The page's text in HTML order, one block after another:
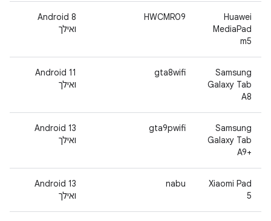
Huawei
MediaPad
m5
HWCMR09
‫Android 8
ואילך
Samsung
Galaxy Tab
A8
gta8wifi
‫Android 11
ואילך
Samsung
Galaxy Tab
A9+‎
gta9pwifi
‫Android 13
ואילך
Xiaomi Pad
5
nabu
‫Android 13
ואילך